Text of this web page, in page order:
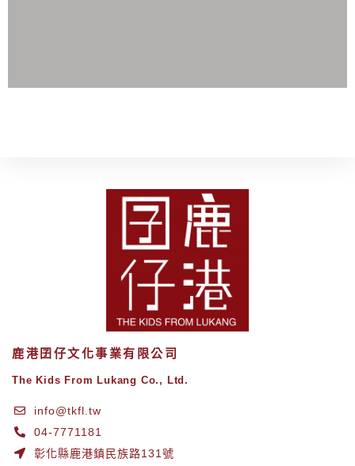
鹿港囝仔文化事業有限公司
The Kids From Lukang Co., Ltd.
info@tkfl.tw
04-7771181
彰化縣鹿港鎮民族路131號